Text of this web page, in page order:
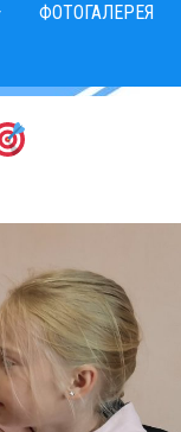
ФОТОГАЛЕРЕЯ